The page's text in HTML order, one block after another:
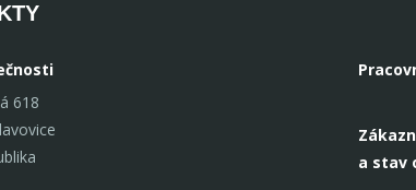
618
a stav